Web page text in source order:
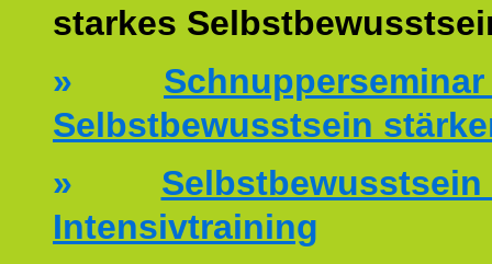
starkes
»
Selbstbewusstsein
»
Intensivtraining